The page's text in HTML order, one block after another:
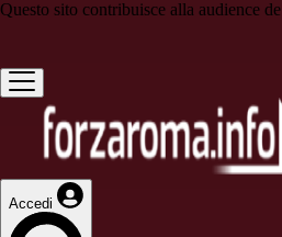
Questo sito contribuisce alla audience de
Accedi